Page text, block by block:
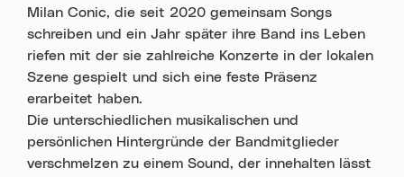
Milan Conic, die seit 2020 gemeinsam Songs
schreiben und ein Jahr später ihre Band ins Leben
riefen mit der sie zahlreiche Konzerte in der lokalen
Szene gespielt und sich eine feste Präsenz
erarbeitet haben.
Die unterschiedlichen musikalischen und
persönlichen Hintergründe der Bandmitglieder
verschmelzen zu einem Sound, der innehalten lässt